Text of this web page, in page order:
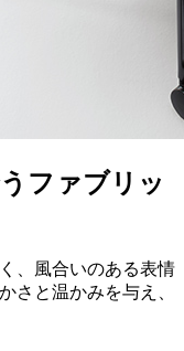
ファブリッ
、風合いのある表情
さと温かみを与え、